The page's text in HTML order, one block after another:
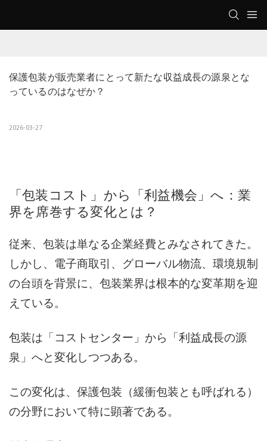
保護包装が販売業者にとって新たな収益成長の源泉とな
っているのはなぜか？
2026-03-27
「包装コスト」から「利益機会」へ：業
界を席巻する変化とは？
従来、包装は単なる企業経費とみなされてきた。
しかし、電子商取引、グローバル物流、環境規制
の台頭を背景に、包装業界は根本的な変革期を迎
えている。
包装は「コストセンター」から「利益成長の源
泉」へと変化しつつある。
この変化は、保護包装（緩衝包装とも呼ばれる）
の分野において特に顕著である。